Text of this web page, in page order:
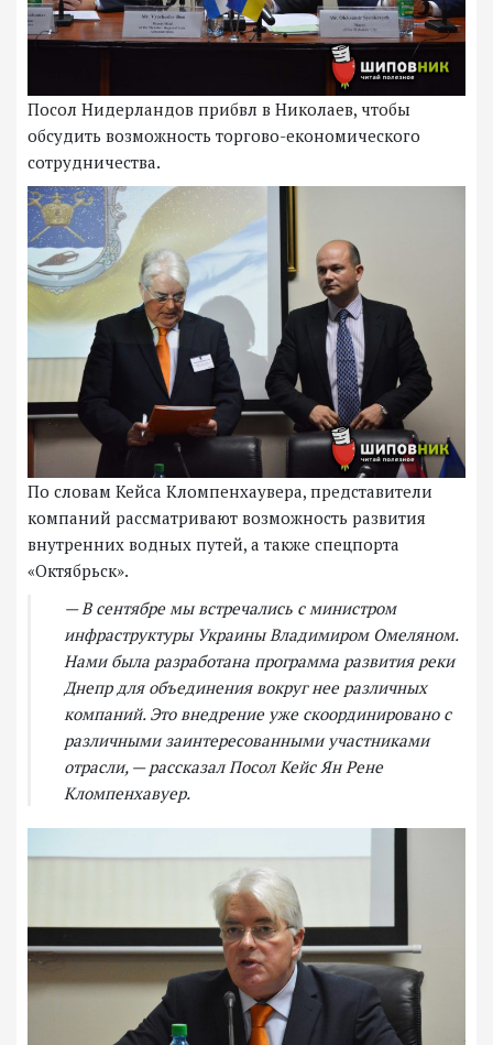
Посол Нидерландов прибвл в Николаев, чтобы
обсудить возможность торгово-економического
сотрудничества.
По словам Кейса Кломпенхаувера, представители
компаний рассматривают возможность развития
внутренних водных путей, а также спецпорта
«Октябрьск».
— В сентябре мы встречались с министром
инфраструктуры Украины Владимиром Омеляном.
Нами была разработана программа развития реки
Днепр для объединения вокруг нее различных
компаний. Это внедрение уже скоординировано с
различными заинтересованными участниками
отрасли, — рассказал Посол Кейс Ян Рене
Кломпенхавуер.